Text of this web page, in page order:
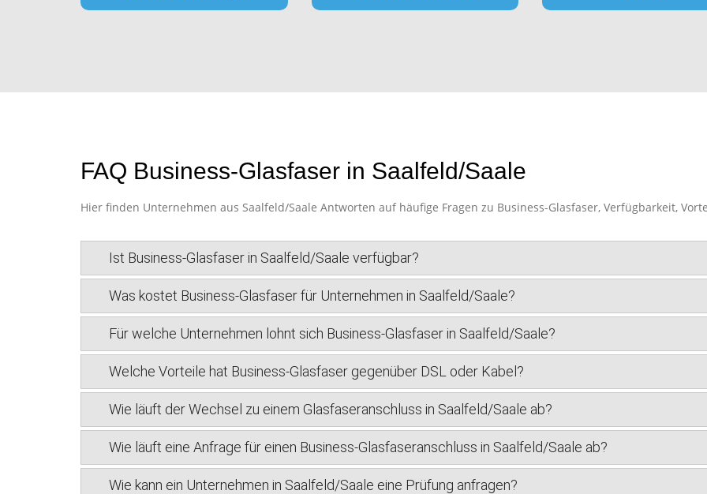
FAQ Business-Glasfaser in Saalfeld/Saale
Hier finden Unternehmen aus Saalfeld/Saale Antworten auf häufige Fragen zu Business-Glasfaser, Verfügbarkeit,
Ist Business-Glasfaser in Saalfeld/Saale verfügbar?
Was kostet Business-Glasfaser für Unternehmen in Saalfeld/Saale?
Für welche Unternehmen lohnt sich Business-Glasfaser in Saalfeld/Saale?
Welche Vorteile hat Business-Glasfaser gegenüber DSL oder Kabel?
Wie läuft der Wechsel zu einem Glasfaseranschluss in Saalfeld/Saale ab?
Wie läuft eine Anfrage für einen Business-Glasfaseranschluss in Saalfeld/Saale ab?
Wie kann ein Unternehmen in Saalfeld/Saale eine Prüfung anfragen?